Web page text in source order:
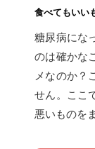
食べてもいい
糖尿病にな
のは確かな
メなのか？
せん。ここ
悪いものを